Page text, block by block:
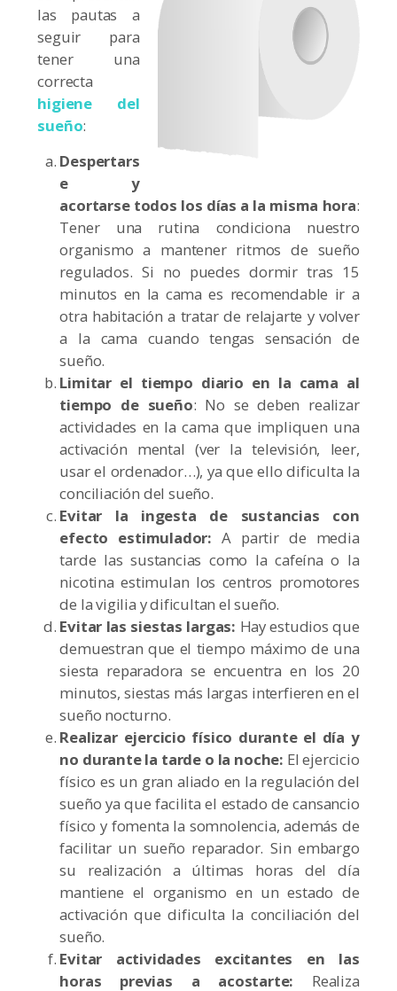
las pautas a
seguir para
tener una
correcta
higiene del
sueño:
Despertars
e y
acortarse todos los días a la misma hora:
Tener una rutina condiciona nuestro
organismo a mantener ritmos de sueño
regulados. Si no puedes dormir tras 15
minutos en la cama es recomendable ir a
otra habitación a tratar de relajarte y volver
a la cama cuando tengas sensación de
sueño.
Limitar el tiempo diario en la cama al
tiempo de sueño: No se deben realizar
actividades en la cama que impliquen una
activación mental (ver la televisión, leer,
usar el ordenador…), ya que ello dificulta la
conciliación del sueño.
Evitar la ingesta de sustancias con
efecto estimulador:A partir de media
tarde las sustancias como la cafeína o la
nicotina estimulan los centros promotores
de la vigilia y dificultan el sueño.
Evitar las siestas largas: Hay estudios que
demuestran que el tiempo máximo de una
siesta reparadora se encuentra en los 20
minutos, siestas más largas interfieren en el
sueño nocturno.
Realizar ejercicio físico durante el día y
no durante la tarde o la noche: El ejercicio
físico es un gran aliado en la regulación del
sueño ya que facilita el estado de cansancio
físico y fomenta la somnolencia, además de
facilitar un sueño reparador. Sin embargo
su realización a últimas horas del día
mantiene el organismo en un estado de
activación que dificulta la conciliación del
sueño.
Evitar actividades excitantes en las
horas previas a acostarte: Realiza